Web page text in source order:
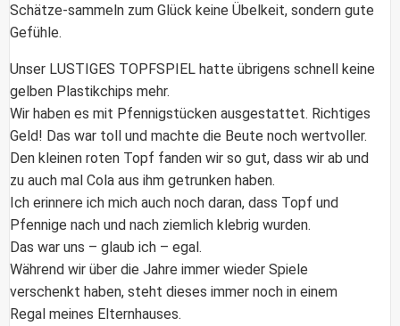
Schätze-sammeln zum Glück keine Übelkeit, sondern gute
Gefühle.
Unser LUSTIGES TOPFSPIEL hatte übrigens schnell keine
gelben Plastikchips mehr.
Wir haben es mit Pfennigstücken ausgestattet. Richtiges
Geld! Das war toll und machte die Beute noch wertvoller.
Den kleinen roten Topf fanden wir so gut, dass wir ab und
zu auch mal Cola aus ihm getrunken haben.
Ich erinnere ich mich auch noch daran, dass Topf und
Pfennige nach und nach ziemlich klebrig wurden.
Das war uns – glaub ich – egal.
Während wir über die Jahre immer wieder Spiele
verschenkt haben, steht dieses immer noch in einem
Regal meines Elternhauses.